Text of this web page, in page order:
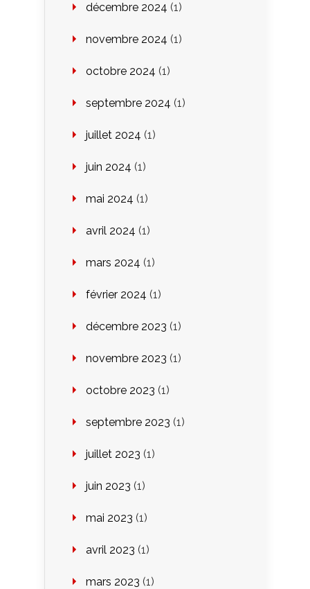
décembre 2024 (1)
novembre 2024 (1)
octobre 2024 (1)
septembre 2024 (1)
juillet 2024 (1)
juin 2024 (1)
mai 2024 (1)
avril 2024 (1)
mars 2024 (1)
février 2024 (1)
décembre 2023 (1)
novembre 2023 (1)
octobre 2023 (1)
septembre 2023 (1)
juillet 2023 (1)
juin 2023 (1)
mai 2023 (1)
avril 2023 (1)
mars 2023 (1)